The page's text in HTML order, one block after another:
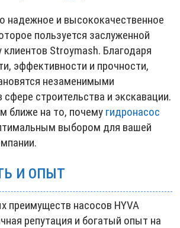
надежное и высококачественное
пользуется заслуженной
клиентов Stroymash. Благодаря
эффективности и прочности,
незаменимыми
строительства и экскавации.
ближе на то, почему гидронасос
выбором для вашей
И ОПЫТ
преимуществ насосов HYVA
репутация и богатый опыт на